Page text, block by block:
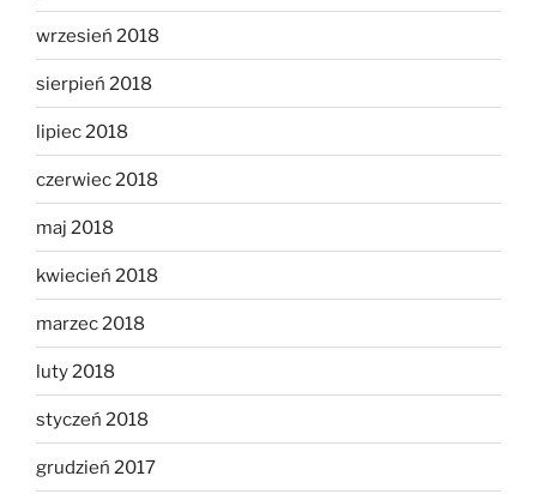
wrzesień 2018
sierpień 2018
lipiec 2018
czerwiec 2018
maj 2018
kwiecień 2018
marzec 2018
luty 2018
styczeń 2018
grudzień 2017